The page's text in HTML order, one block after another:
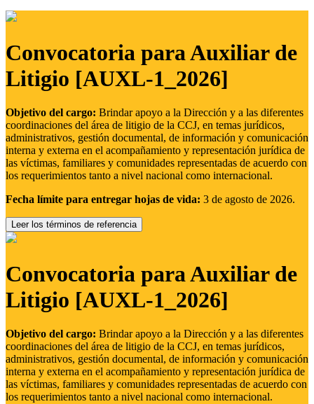
Convocatoria para Auxiliar de
Litigio [AUXL-1_2026]
Objetivo del cargo: Brindar apoyo a la Dirección y a las diferentes
coordinaciones del área de litigio de la CCJ, en temas jurídicos,
administrativos, gestión documental, de información y comunicación
interna y externa en el acompañamiento y representación jurídica de
las víctimas, familiares y comunidades representadas de acuerdo con
los requerimientos tanto a nivel nacional como internacional.
Fecha límite para entregar hojas de vida: 3 de agosto de 2026.
Leer los términos de referencia
Convocatoria para Auxiliar de
Litigio [AUXL-1_2026]
Objetivo del cargo: Brindar apoyo a la Dirección y a las diferentes
coordinaciones del área de litigio de la CCJ, en temas jurídicos,
administrativos, gestión documental, de información y comunicación
interna y externa en el acompañamiento y representación jurídica de
las víctimas, familiares y comunidades representadas de acuerdo con
los requerimientos tanto a nivel nacional como internacional.